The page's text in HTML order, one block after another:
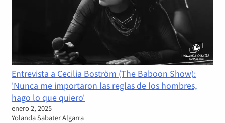
Entrevista a Cecilia Boström (The Baboon Show):
'Nunca me importaron las reglas de los hombres,
hago lo que quiero'
enero 2, 2025
Yolanda Sabater Algarra